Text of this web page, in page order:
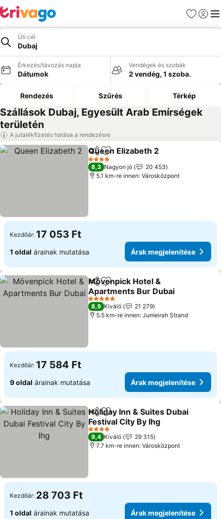
Kedvencek
Úti cél
Dubaj
Érkezés/távozás napja
Dátumok
Vendégek és szobák
2 vendég, 1 szoba.
Rendezés Szűrés Térkép
Szállások Dubaj, Egyesült Arab Emírségek
területén
A jutalékfizetés hatása a rendezésre
Megosztás
Hozzáadás a kedvencekhez
Queen Elizabeth 2
4 Kategória
8,3 Nagyon jó
20 453
5.1 km-re innen: Városközpont
Kezdőár: 17 053 Ft
1 oldal árainak mutatása Árak megjelenítése
Megosztás
Hozzáadás a kedvencekhez
Mövenpick Hotel &
Apartments Bur Dubai
Árak megjelenítése
5 Kategória
8,9 Kiváló
21 279
5.5 km-re innen: Jumeirah Strand
Kezdőár: 17 584 Ft
9 oldal árainak mutatása Árak megjelenítése
Megosztás
Hozzáadás a kedvencekhez
Holiday Inn & Suites Dubai
Festival City By Ihg
Árak megjelenítése
4 Kategória
9,4 Kiváló
29 315
7.7 km-re innen: Városközpont
Kezdőár: 28 703 Ft
1 oldal árainak mutatása Árak megjelenítése